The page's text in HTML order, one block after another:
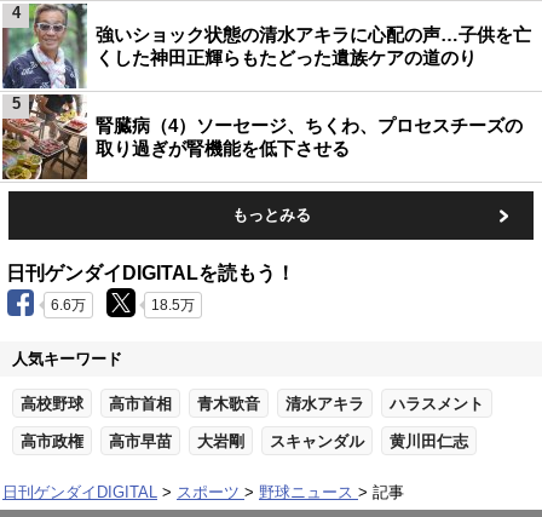
強いショック状態の清水アキラに心配の声…子供を亡
くした神田正輝らもたどった遺族ケアの道のり
4
腎臓病（4）ソーセージ、ちくわ、プロセスチーズの
取り過ぎが腎機能を低下させる
5
もっとみる
日刊ゲンダイDIGITALを読もう！
6.6万 18.5万
人気キーワード
高校野球 高市首相 青木歌音 清水アキラ ハラスメント
高市政権 高市早苗 大岩剛 スキャンダル 黄川田仁志
日刊ゲンダイDIGITAL スポーツ 野球ニュース 記事